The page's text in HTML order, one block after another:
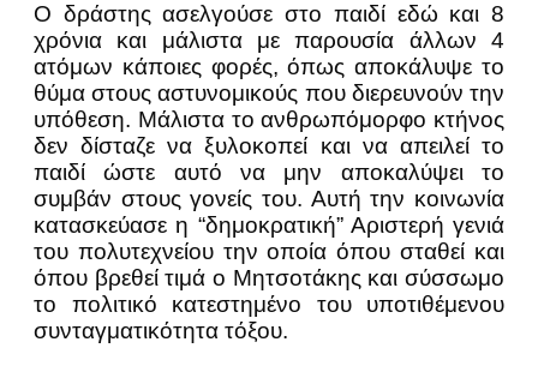
Ο δράστης ασελγούσε στο παιδί εδώ και 8
χρόνια και μάλιστα με παρουσία άλλων 4
ατόμων κάποιες φορές, όπως αποκάλυψε το
θύμα στους αστυνομικούς που διερευνούν την
υπόθεση. Μάλιστα το ανθρωπόμορφο κτήνος
δεν δίσταζε να ξυλοκοπεί και να απειλεί το
παιδί ώστε αυτό να μην αποκαλύψει το
συμβάν στους γονείς του. Αυτή την κοινωνία
κατασκεύασε η “δημοκρατική” Αριστερή γενιά
του πολυτεχνείου την οποία όπου σταθεί και
όπου βρεθεί τιμά ο Μητσοτάκης και σύσσωμο
το πολιτικό κατεστημένο του υποτιθέμενου
συνταγματικότητα τόξου.